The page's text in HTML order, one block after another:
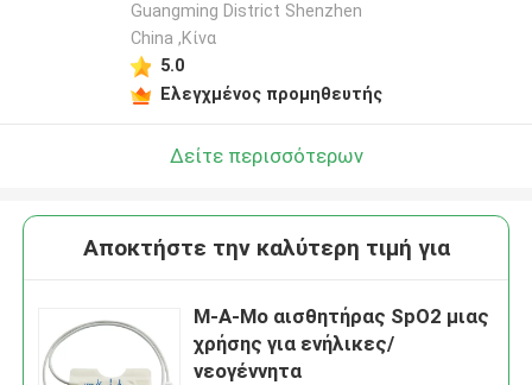
Guangming District Shenzhen
China ,Κίνα
5.0
Ελεγχμένος προμηθευτής
Δείτε περισσότερων
Αποκτήστε την καλύτερη τιμή για
Μ-Α-Μο αισθητήρας SpO2 μιας
χρήσης για ενήλικες/
νεογέννητα